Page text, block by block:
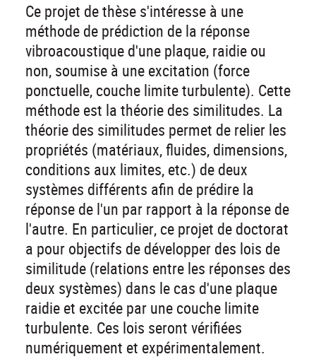
Ce projet de thèse s'intéresse à une
méthode de prédiction de la réponse
vibroacoustique d'une plaque, raidie ou
non, soumise à une excitation (force
ponctuelle, couche limite turbulente). Cette
méthode est la théorie des similitudes. La
théorie des similitudes permet de relier les
propriétés (matériaux, fluides, dimensions,
conditions aux limites, etc.) de deux
systèmes différents afin de prédire la
réponse de l'un par rapport à la réponse de
l'autre. En particulier, ce projet de doctorat
a pour objectifs de développer des lois de
similitude (relations entre les réponses des
deux systèmes) dans le cas d'une plaque
raidie et excitée par une couche limite
turbulente. Ces lois seront vérifiées
numériquement et expérimentalement.